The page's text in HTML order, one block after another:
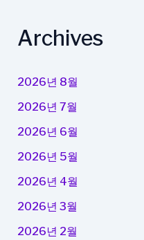
Archives
2026년 8월
2026년 7월
2026년 6월
2026년 5월
2026년 4월
2026년 3월
2026년 2월